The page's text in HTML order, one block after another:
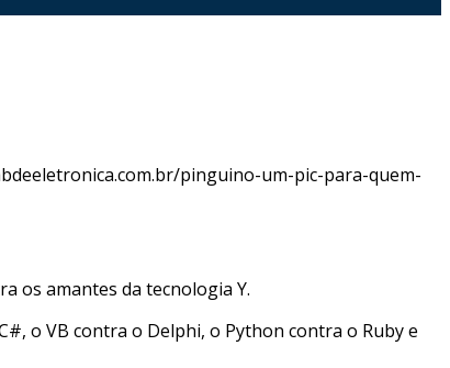
pinguino-um-pic-para-quem-
os amantes da tecnologia Y.
o VB contra o Delphi, o Python contra o Ruby e